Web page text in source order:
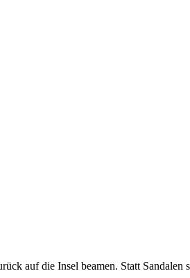
auf die Insel beamen. Statt